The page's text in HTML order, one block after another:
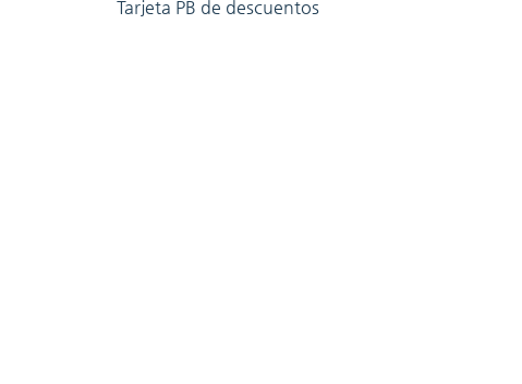
Tarjeta PB de descuentos